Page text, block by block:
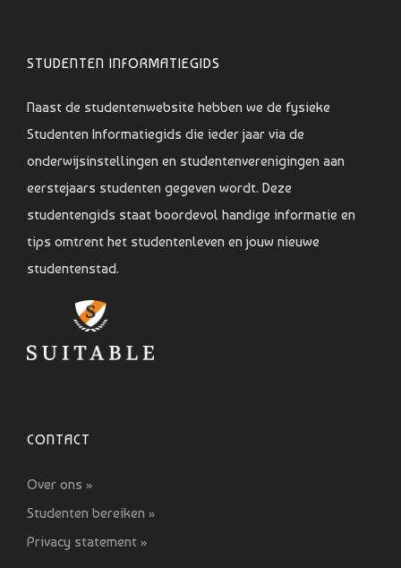
STUDENTEN INFORMATIEGIDS
Naast de studentenwebsite hebben we de fysieke
Studenten Informatiegids die ieder jaar via de
onderwijsinstellingen en studentenverenigingen aan
eerstejaars studenten gegeven wordt. Deze
studentengids staat boordevol handige informatie en
tips omtrent het studentenleven en jouw nieuwe
studentenstad.
CONTACT
Over ons »
Studenten bereiken »
Privacy statement »